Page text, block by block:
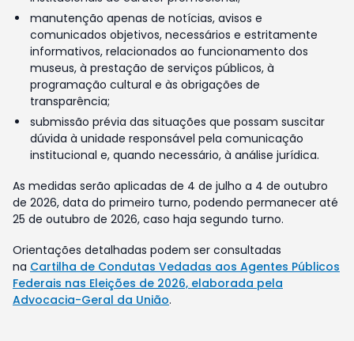
manutenção apenas de notícias, avisos e
comunicados objetivos, necessários e estritamente
informativos, relacionados ao funcionamento dos
museus, à prestação de serviços públicos, à
programação cultural e às obrigações de
transparência;
submissão prévia das situações que possam suscitar
dúvida à unidade responsável pela comunicação
institucional e, quando necessário, à análise jurídica.
As medidas serão aplicadas de 4 de julho a 4 de outubro
de 2026, data do primeiro turno, podendo permanecer até
25 de outubro de 2026, caso haja segundo turno.
Orientações detalhadas podem ser consultadas
na Cartilha de Condutas Vedadas aos Agentes Públicos
Federais nas Eleições de 2026, elaborada pela
Advocacia-Geral da União.